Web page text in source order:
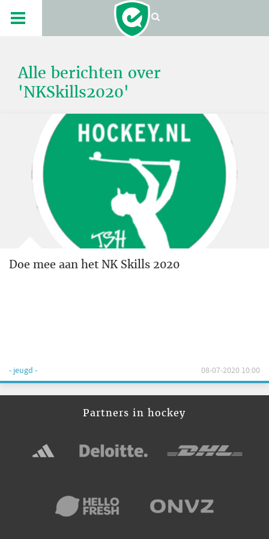
Alle berichten over
'NKSkills2020'
Doe mee aan het NK Skills 2020
- jeugd - 08-07-2020 10:00
Partners in hockey